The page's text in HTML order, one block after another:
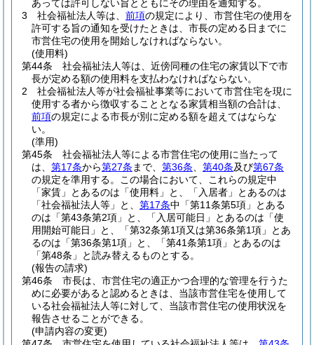
あっては許可しない旨とともにその理由を通知する。
3
社会福祉法人等は、 前項の規定により、市営住宅の使用を
許可する旨の通知を受けたときは、市長の定める日までに
市営住宅の使用を開始しなければならない。
(使用料)
第44条
社会福祉法人等は、近傍同種の住宅の家賃以下で市
長が定める額の使用料を支払わなければならない。
2
社会福祉法人等が社会福祉事業等において市営住宅を現に
使用する者から徴収することとなる家賃相当額の合計は、
前項の規定による市長が別に定める額を超えてはならな
い。
(準用)
第45条
社会福祉法人等による市営住宅の使用に当たって
は、 第17条から第27条 まで、 第36条 第40条及び第67条
の規定を準用する。
この場合において、これらの規定中
「家賃」とあるのは「使用料」と、「入居者」とあるのは
「社会福祉法人等」と、 第17条中「第11条第5項」とある
のは「第43条第2項」と、「入居可能日」とあるのは「使
用開始可能日」と、「第32条第1項又は第36条第1項」とあ
るのは「第36条第1項」と、「第41条第1項」とあるのは
「第48条」と読み替えるものとする。
(報告の請求)
第46条
市長は、市営住宅の適正かつ合理的な管理を行うた
めに必要があると認めるときは、当該市営住宅を使用して
いる社会福祉法人等に対して、当該市営住宅の使用状況を
報告させることができる。
(申請内容の変更)